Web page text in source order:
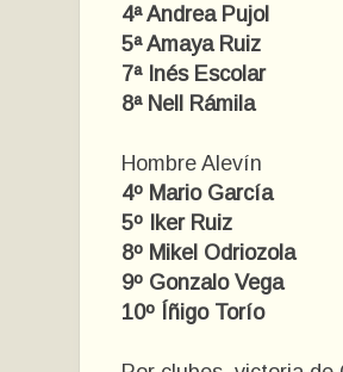
4ª Andrea Pujol
5ª Amaya Ruiz
7ª Inés Escolar
8ª Nell Rámila
Hombre Alevín
4º Mario García
5º Iker Ruiz
8º Mikel Odriozola
9º Gonzalo Vega
10º Íñigo Torío